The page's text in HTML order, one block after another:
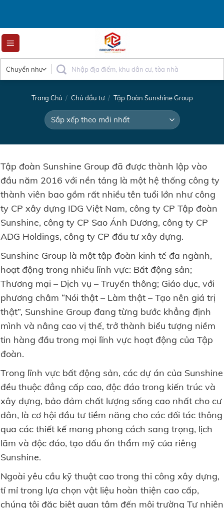
content
Trang Chủ / Chủ đầu tư / Tập Đoàn Sunshine Group
Tập đoàn Sunshine Group đã được thành lập vào
đầu năm 2016 với nền tảng là một hệ thống công ty
thành viên bao gồm rất nhiều tên tuổi lớn như công
ty CP xây dựng IDG Việt Nam, công ty CP Tập đoàn
Sunshine, công ty CP Sao Ánh Dương, công ty CP
ADG Holdings, công ty CP đầu tư xây dựng.
Sunshine Group là một tập đoàn kinh tế đa ngành,
hoạt động trong nhiều lĩnh vực: Bất động sản;
Thương mại – Dịch vụ – Truyền thông; Giáo dục, với
phương châm “Nói thật – Làm thật – Tạo nên giá trị
thật”, Sunshine Group đang từng bước khẳng định
mình và nâng cao vị thế, trở thành biểu tượng niềm
tin hàng đầu trong mọi lĩnh vực hoạt động của Tập
đoàn.
Trong lĩnh vực bất động sản, các dự án của Sunshine
đều thuộc đẳng cấp cao, độc đáo trong kiến trúc và
xây dựng, bảo đảm chất lượng sống cao nhất cho cư
dân, là cơ hội đầu tư tiềm năng cho các đối tác thông
qua các thiết kế mang phong cách sang trọng, lịch
lãm và độc đáo, tạo dấu ấn thẩm mỹ của riêng
Sunshine.
Ngoài yêu cầu kỹ thuật cao trong thi công xây dựng,
tỉ mỉ trong lựa chọn vật liệu hoàn thiện cao cấp,
chúng tôi đặc biệt quan tâm đến môi trường Tự nhiên